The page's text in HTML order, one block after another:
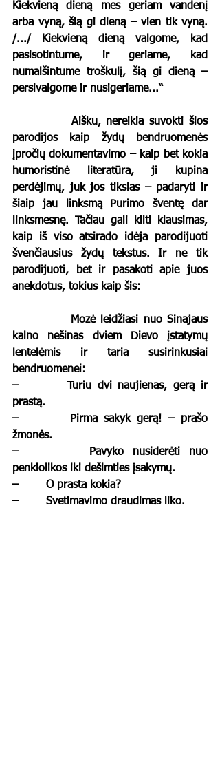
Kiekvieną dieną mes geriam vandenį
arba vyną, šią gi dieną – vien tik vyną.
/.../ Kiekvieną dieną valgome, kad
pasisotintume, ir geriame, kad
numalšintume troškulį, šią gi dieną –
persivalgome ir nusigeriame...“
parodijos kaip žydų bendruomenės
įpročių dokumentavimo – kaip bet kokia
humoristinė literatūra, ji kupina
perdėjimų, juk jos tikslas – padaryti ir
šiaip jau linksmą Purimo šventę dar
linksmesnę. Tačiau gali kilti klausimas,
kaip iš viso atsirado idėja parodijuoti
švenčiausius žydų tekstus. Ir ne tik
parodijuoti, bet ir pasakoti apie juos
anekdotus, tokius kaip šis:
kalno nešinas dviem Dievo įstatymų
lentelėmis ir taria susirinkusiai
bendruomenei:
–        Turiu dvi naujienas, gerą ir
prastą.
–        Pirma sakyk gerą! – prašo
žmonės.
–        Pavyko nusiderėti nuo
penkiolikos iki dešimties įsakymų.
–        O prasta kokia?
–        Svetimavimo draudimas liko.